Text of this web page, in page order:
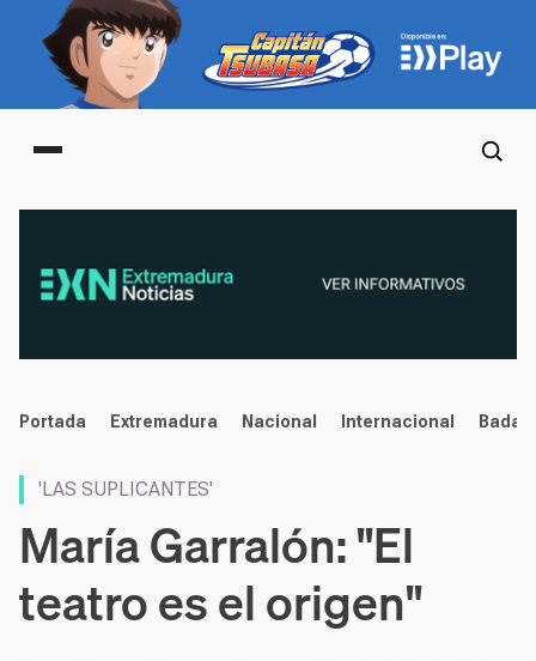
Main menu
noticias
Portada Extremadura Nacional Internacional
'LAS SUPLICANTES'
María Garralón: "El
teatro es el origen"